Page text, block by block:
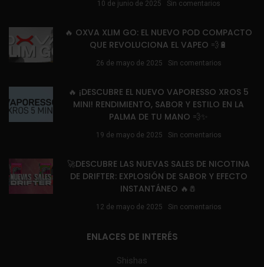
10 de junio de 2025 Sin comentarios
🔥 OXVA XLIM GO: EL NUEVO POD COMPACTO
QUE REVOLUCIONA EL VAPEO 💨🔋
26 de mayo de 2025 Sin comentarios
🔥 ¡DESCUBRE EL NUEVO VAPORESSO XROS 5
MINI! RENDIMIENTO, SABOR Y ESTILO EN LA
PALMA DE TU MANO 💨✨
19 de mayo de 2025 Sin comentarios
🚀DESCUBRE LAS NUEVAS SALES DE NICOTINA
DE DRIFTER: EXPLOSIÓN DE SABOR Y EFECTO
INSTANTÁNEO 🔥🧂
12 de mayo de 2025 Sin comentarios
ENLACES DE INTERÉS
Shishas